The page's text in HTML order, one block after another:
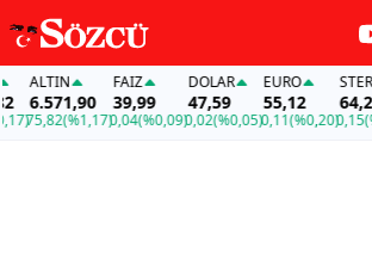
ALTIN
6.571,90
75,82(%1,17)
FAİZ
39,99
0,04(%0,09)
DOLAR
47,59
0,02(%0,05)
EURO
55,12
0,11(%0,20)
64,25
0,15